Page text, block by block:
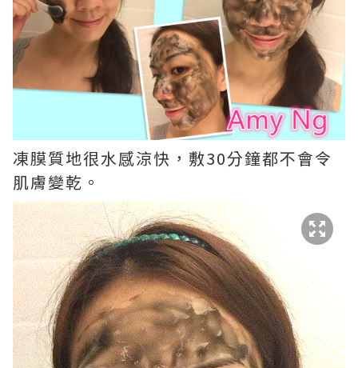
凍膜質地很水感涼快，敷30分鐘都不會令
肌膚變乾。